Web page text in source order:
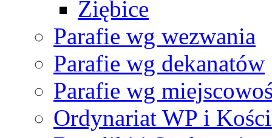
Ziębice
Parafie wg wezwania
Parafie wg dekanatów
Parafie wg
Ordynariat WP i